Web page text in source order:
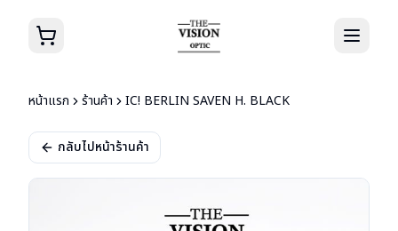
หน้าแรก ร้านค้า IC! BERLIN SAVEN H. BLACK
กลับไปหน้าร้านค้า